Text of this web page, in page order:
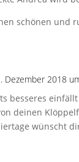
schönen und
Dezember 2018
besseres
deinen
wünscht